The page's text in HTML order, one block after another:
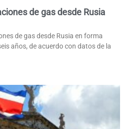
de gas desde Rusia
de gas desde Rusia en forma
años, de acuerdo con datos de la